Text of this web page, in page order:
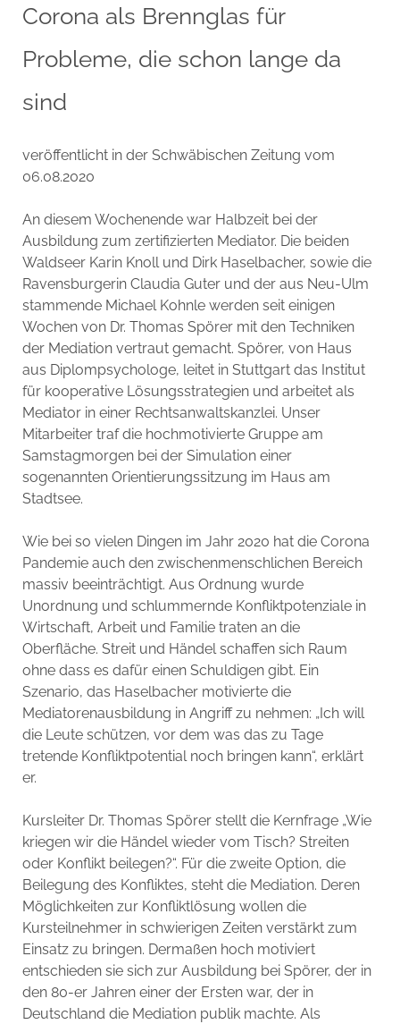
Corona als Brennglas für
Probleme, die schon lange da
sind
veröffentlicht in der Schwäbischen Zeitung vom
06.08.2020
An diesem Wochenende war Halbzeit bei der
Ausbildung zum zertifizierten Mediator. Die beiden
Waldseer Karin Knoll und Dirk Haselbacher, sowie die
Ravensburgerin Claudia Guter und der aus Neu-Ulm
stammende Michael Kohnle werden seit einigen
Wochen von Dr. Thomas Spörer mit den Techniken
der Mediation vertraut gemacht. Spörer, von Haus
aus Diplompsychologe, leitet in Stuttgart das Institut
für kooperative Lösungsstrategien und arbeitet als
Mediator in einer Rechtsanwaltskanzlei. Unser
Mitarbeiter traf die hochmotivierte Gruppe am
Samstagmorgen bei der Simulation einer
sogenannten Orientierungssitzung im Haus am
Stadtsee.
Wie bei so vielen Dingen im Jahr 2020 hat die Corona
Pandemie auch den zwischenmenschlichen Bereich
massiv beeinträchtigt. Aus Ordnung wurde
Unordnung und schlummernde Konfliktpotenziale in
Wirtschaft, Arbeit und Familie traten an die
Oberfläche. Streit und Händel schaffen sich Raum
ohne dass es dafür einen Schuldigen gibt. Ein
Szenario, das Haselbacher motivierte die
Mediatorenausbildung in Angriff zu nehmen: „Ich will
die Leute schützen, vor dem was das zu Tage
tretende Konfliktpotential noch bringen kann“, erklärt
er.
Kursleiter Dr. Thomas Spörer stellt die Kernfrage „Wie
kriegen wir die Händel wieder vom Tisch? Streiten
oder Konflikt beilegen?“. Für die zweite Option, die
Beilegung des Konfliktes, steht die Mediation. Deren
Möglichkeiten zur Konfliktlösung wollen die
Kursteilnehmer in schwierigen Zeiten verstärkt zum
Einsatz zu bringen. Dermaßen hoch motiviert
entschieden sie sich zur Ausbildung bei Spörer, der in
den 80-er Jahren einer der Ersten war, der in
Deutschland die Mediation publik machte. Als